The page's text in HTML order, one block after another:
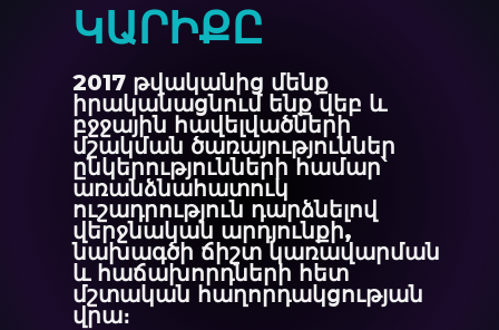
ԿԱՐԻՔԸ
2017 թվականից մենք
իրականացնում ենք վեբ և
բջջային հավելվածների
մշակման ծառայություններ
ընկերությունների համար՝
առանձնահատուկ
ուշադրություն դարձնելով
վերջնական արդյունքի,
նախագծի ճիշտ կառավարման
և հաճախորդների հետ
մշտական հաղորդակցության
վրա։